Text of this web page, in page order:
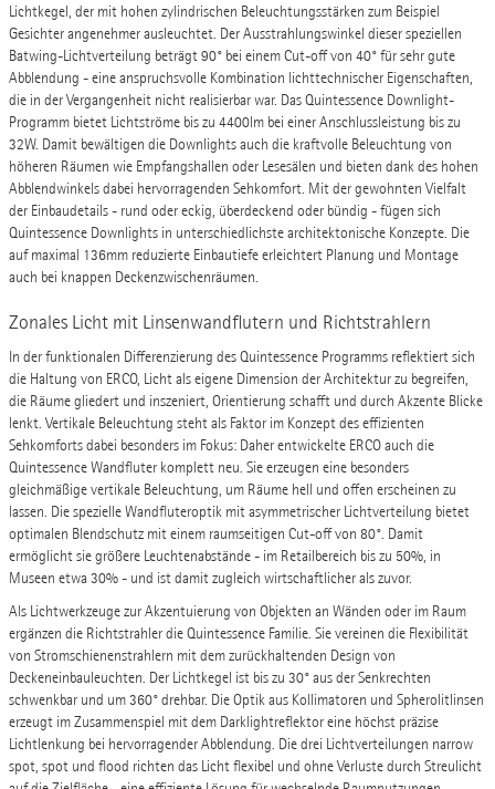
Lichtkegel, der mit hohen zylindrischen Beleuchtungsstärken zum Beispiel
Gesichter angenehmer ausleuchtet. Der Ausstrahlungswinkel dieser speziellen
Batwing-Lichtverteilung beträgt 90° bei einem Cut-off von 40° für sehr gute
Abblendung - eine anspruchsvolle Kombination lichttechnischer Eigenschaften,
die in der Vergangenheit nicht realisierbar war. Das Quintessence Downlight-
Programm bietet Lichtströme bis zu 4400lm bei einer Anschlussleistung bis zu
32W. Damit bewältigen die Downlights auch die kraftvolle Beleuchtung von
höheren Räumen wie Empfangshallen oder Lesesälen und bieten dank des hohen
Abblendwinkels dabei hervorragenden Sehkomfort. Mit der gewohnten Vielfalt
der Einbaudetails - rund oder eckig, überdeckend oder bündig - fügen sich
Quintessence Downlights in unterschiedlichste architektonische Konzepte. Die
auf maximal 136mm reduzierte Einbautiefe erleichtert Planung und Montage
auch bei knappen Deckenzwischenräumen.
Zonales Licht mit Linsenwandflutern und Richtstrahlern
In der funktionalen Differenzierung des Quintessence Programms reflektiert sich
die Haltung von ERCO, Licht als eigene Dimension der Architektur zu begreifen,
die Räume gliedert und inszeniert, Orientierung schafft und durch Akzente Blicke
lenkt. Vertikale Beleuchtung steht als Faktor im Konzept des effizienten
Sehkomforts dabei besonders im Fokus: Daher entwickelte ERCO auch die
Quintessence Wandfluter komplett neu. Sie erzeugen eine besonders
gleichmäßige vertikale Beleuchtung, um Räume hell und offen erscheinen zu
lassen. Die spezielle Wandfluteroptik mit asymmetrischer Lichtverteilung bietet
optimalen Blendschutz mit einem raumseitigen Cut-off von 80°. Damit
ermöglicht sie größere Leuchtenabstände - im Retailbereich bis zu 50%, in
Museen etwa 30% - und ist damit zugleich wirtschaftlicher als zuvor.
Als Lichtwerkzeuge zur Akzentuierung von Objekten an Wänden oder im Raum
ergänzen die Richtstrahler die Quintessence Familie. Sie vereinen die Flexibilität
von Stromschienenstrahlern mit dem zurückhaltenden Design von
Deckeneinbauleuchten. Der Lichtkegel ist bis zu 30° aus der Senkrechten
schwenkbar und um 360° drehbar. Die Optik aus Kollimatoren und Spherolitlinsen
erzeugt im Zusammenspiel mit dem Darklightreflektor eine höchst präzise
Lichtlenkung bei hervorragender Abblendung. Die drei Lichtverteilungen narrow
spot, spot und flood richten das Licht flexibel und ohne Verluste durch Streulicht